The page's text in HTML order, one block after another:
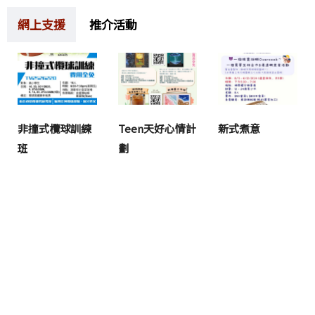
網上支援 推介活動
非撞式欖球訓練
班
Teen天好心情計
劃
新式煮意